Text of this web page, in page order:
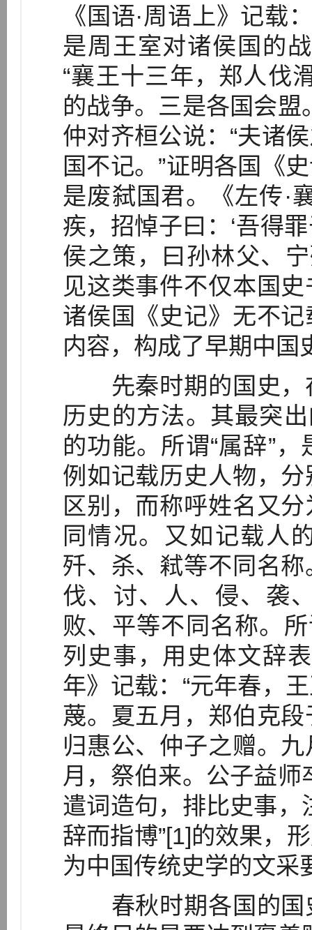
《国语·周语上》记载
是周王室对诸侯国的
“襄王十三年，郑人伐
的战争。三是各国会盟
仲对齐桓公说：“夫诸
国不记。”证明各国《
是废弑国君。《左传·
疾，招悼子曰：‘吾得
侯之策，曰孙林父、
见这类事件不仅本国
诸侯国《史记》无不
内容，构成了早期中国
先秦时期的国史，
历史的方法。其最突
的功能。所谓“属辞”
例如记载历史人物，
区别，而称呼姓名又
同情况。又如记载人
歼、杀、弒等不同名
伐、讨、人、侵、袭
败、平等不同名称。
列史事，用史体文辞
年》记载：“元年春，
蔑。夏五月，郑伯克
归惠公、仲子之赠。
月，祭伯来。公子益师
遣词造句，排比史事，
辞而指博”[1]的效果，
为中国传统史学的文采
春秋时期各国的国